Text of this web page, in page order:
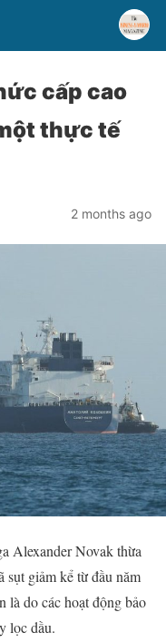
cấp cao
thực tế
2 months ago
Alexander Novak thừa
sụt giảm kể từ đầu năm
là do các hoạt động bảo
lọc dầu.